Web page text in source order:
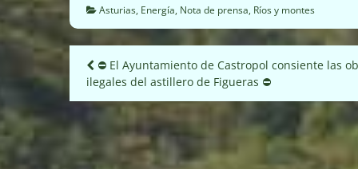
Asturias, Energía, Nota de prensa, Ríos y montes
Navegación
de
entradas
⛔️ El Ayuntamiento de Castropol consiente las
ilegales del astillero de Figueras ⛔️